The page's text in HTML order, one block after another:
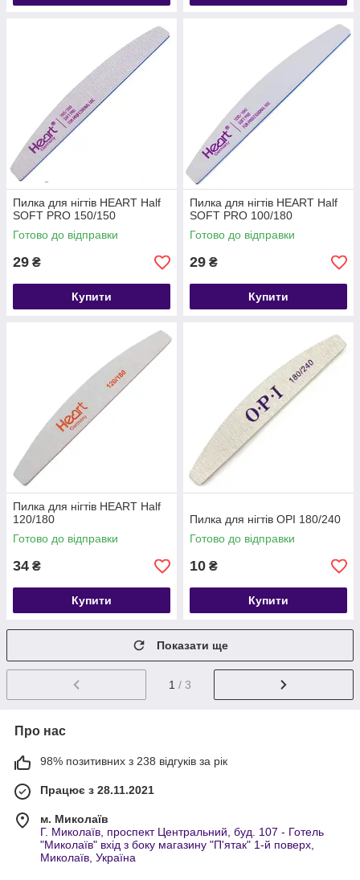
Пилка для нігтів HEART Half
SOFT PRO 150/150
Готово до відправки
29 ₴
Купити
Пилка для нігтів HEART Half
SOFT PRO 100/180
Готово до відправки
29 ₴
Купити
Пилка для нігтів HEART Half
120/180
Готово до відправки
34 ₴
Купити
Пилка для нігтів OPI 180/240
Готово до відправки
10 ₴
Купити
Показати ще
1 / 3
Про нас
98% позитивних з 238 відгуків за рік
Працює з 28.11.2021
м. Миколаїв
Г. Миколаїв, проспект Центральний, буд. 107 - Готель
"Миколаїв" вхід з боку магазину "П'ятак" 1-й поверх,
Миколаїв, Україна